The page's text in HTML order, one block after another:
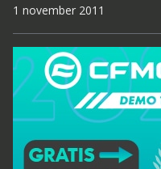
1 november 2011